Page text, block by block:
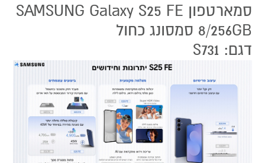
סמארטפון SAMSUNG Galaxy S25 FE
8/256GB סמסונג כחול
דגם: S731